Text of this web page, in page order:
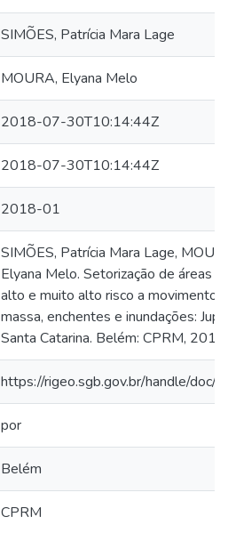
SIMÕES, Patrícia Mara Lage
MOURA, Elyana Melo
2018-07-30T10:14:44Z
2018-07-30T10:14:44Z
2018-01
SIMÕES, Patrícia Mara Lage,
Elyana Melo. Setorização de áreas
alto e muito alto risco a movimentos
massa, enchentes e inundações:
Santa Catarina. Belém: CPRM, 2018.
https://rigeo.sgb.gov.br/handle/doc/
por
Belém
CPRM